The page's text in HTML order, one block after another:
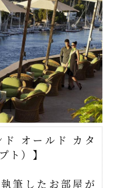
ド オールド カタ
ト）】
筆したお部屋が